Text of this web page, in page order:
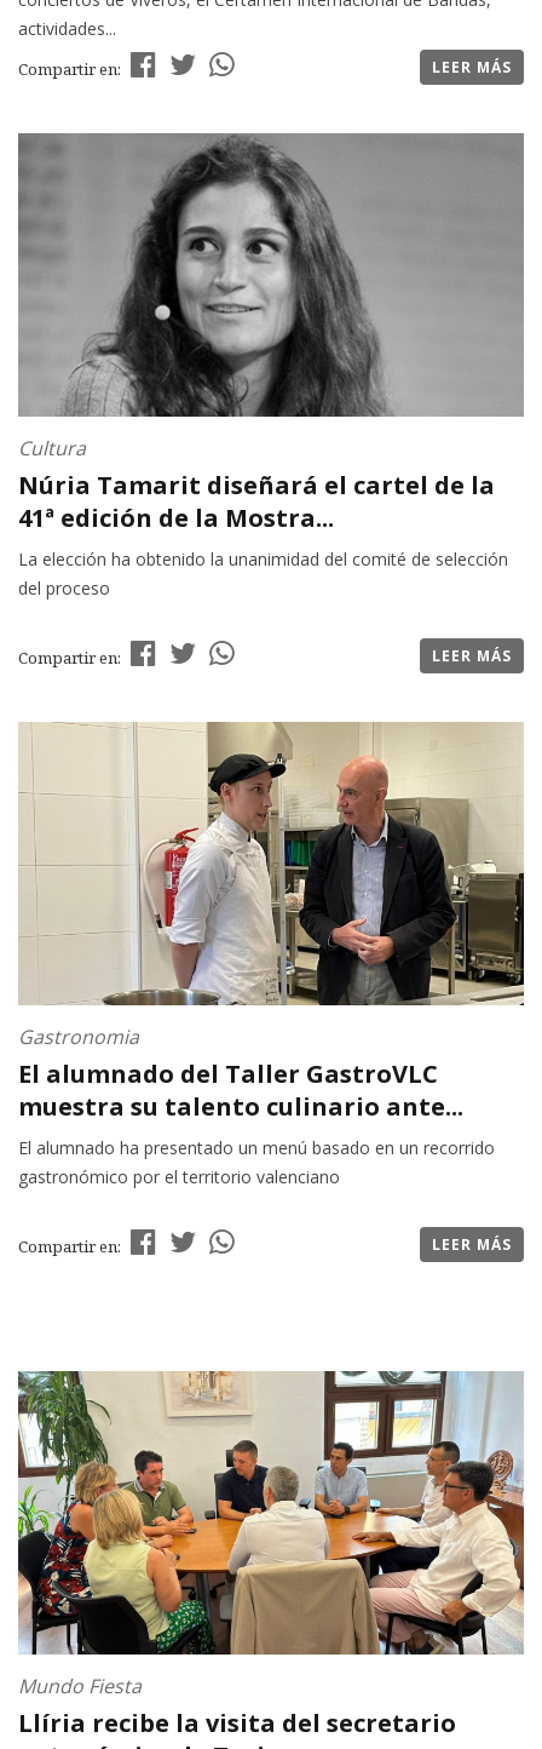
actividades...
Compartir en: LEER MÁS
Cultura
Núria Tamarit diseñará el cartel de la
41ª edición de la Mostra...
La elección ha obtenido la unanimidad del comité de selección
del proceso
Compartir en: LEER MÁS
Gastronomia
El alumnado del Taller GastroVLC
muestra su talento culinario ante...
El alumnado ha presentado un menú basado en un recorrido
gastronómico por el territorio valenciano
Compartir en: LEER MÁS
Mundo Fiesta
Llíria recibe la visita del secretario